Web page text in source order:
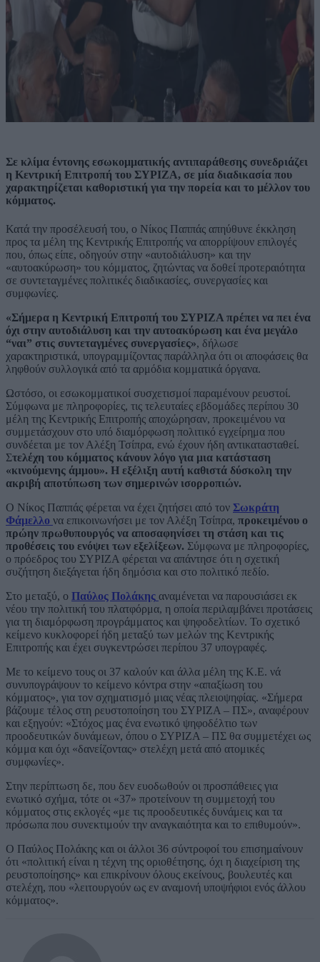
Σε κλίμα έντονης εσωκομματικής αντιπαράθεσης συνεδριάζει
η Κεντρική Επιτροπή του ΣΥΡΙΖΑ, σε μία διαδικασία που
χαρακτηρίζεται καθοριστική για την πορεία και το μέλλον του
κόμματος.
Κατά την προσέλευσή του, ο Νίκος Παππάς απηύθυνε έκκληση
προς τα μέλη της Κεντρικής Επιτροπής να απορρίψουν επιλογές
που, όπως είπε, οδηγούν στην «αυτοδιάλυση» και την
«αυτοακύρωση» του κόμματος, ζητώντας να δοθεί προτεραιότητα
σε συντεταγμένες πολιτικές διαδικασίες, συνεργασίες και
συμφωνίες.
«Σήμερα η Κεντρική Επιτροπή του ΣΥΡΙΖΑ πρέπει να πει ένα
όχι στην αυτοδιάλυση και την αυτοακύρωση και ένα μεγάλο
“ναι” στις συντεταγμένες συνεργασίες», δήλωσε
χαρακτηριστικά, υπογραμμίζοντας παράλληλα ότι οι αποφάσεις θα
ληφθούν συλλογικά από τα αρμόδια κομματικά όργανα.
Ωστόσο, οι εσωκομματικοί συσχετισμοί παραμένουν ρευστοί.
Σύμφωνα με πληροφορίες, τις τελευταίες εβδομάδες περίπου 30
μέλη της Κεντρικής Επιτροπής αποχώρησαν, προκειμένου να
συμμετάσχουν στο υπό διαμόρφωση πολιτικό εγχείρημα που
συνδέεται με τον Αλέξη Τσίπρα, ενώ έχουν ήδη αντικατασταθεί.
Στελέχη του κόμματος κάνουν λόγο για μια κατάσταση
«κινούμενης άμμου». Η εξέλιξη αυτή καθιστά δύσκολη την
ακριβή αποτύπωση των σημερινών ισορροπιών.
Ο Νίκος Παππάς φέρεται να έχει ζητήσει από τον Σωκράτη
Φάμελλο να επικοινωνήσει με τον Αλέξη Τσίπρα, προκειμένου ο
πρώην πρωθυπουργός να αποσαφηνίσει τη στάση και τις
προθέσεις του ενόψει των εξελίξεων. Σύμφωνα με πληροφορίες,
ο πρόεδρος του ΣΥΡΙΖΑ φέρεται να απάντησε ότι η σχετική
συζήτηση διεξάγεται ήδη δημόσια και στο πολιτικό πεδίο.
Στο μεταξύ, ο Παύλος Πολάκης αναμένεται να παρουσιάσει εκ
νέου την πολιτική του πλατφόρμα, η οποία περιλαμβάνει προτάσεις
για τη διαμόρφωση προγράμματος και ψηφοδελτίων. Το σχετικό
κείμενο κυκλοφορεί ήδη μεταξύ των μελών της Κεντρικής
Επιτροπής και έχει συγκεντρώσει περίπου 37 υπογραφές.
Με το κείμενο τους οι 37 καλούν και άλλα μέλη της Κ.Ε. νά
συνυπογράψουν το κείμενο κόντρα στην «απαξίωση του
κόμματος», για τον σχηματισμό μιας νέας πλειοψηφίας. «Σήμερα
βάζουμε τέλος στη ρευστοποίηση του ΣΥΡΙΖΑ – ΠΣ», αναφέρουν
και εξηγούν: «Στόχος μας ένα ενωτικό ψηφοδέλτιο των
προοδευτικών δυνάμεων, όπου ο ΣΥΡΙΖΑ – ΠΣ θα συμμετέχει ως
κόμμα και όχι «δανείζοντας» στελέχη μετά από ατομικές
συμφωνίες».
Στην περίπτωση δε, που δεν ευοδωθούν οι προσπάθειες για
ενωτικό σχήμα, τότε οι «37» προτείνουν τη συμμετοχή του
κόμματος στις εκλογές «με τις προοδευτικές δυνάμεις και τα
πρόσωπα που συνεκτιμούν την αναγκαιότητα και το επιθυμούν».
Ο Παύλος Πολάκης και οι άλλοι 36 σύντροφοί του επισημαίνουν
ότι «πολιτική είναι η τέχνη της οριοθέτησης, όχι η διαχείριση της
ρευστοποίησης» και επικρίνουν όλους εκείνους, βουλευτές και
στελέχη, που «λειτουργούν ως εν αναμονή υποψήφιοι ενός άλλου
κόμματος».